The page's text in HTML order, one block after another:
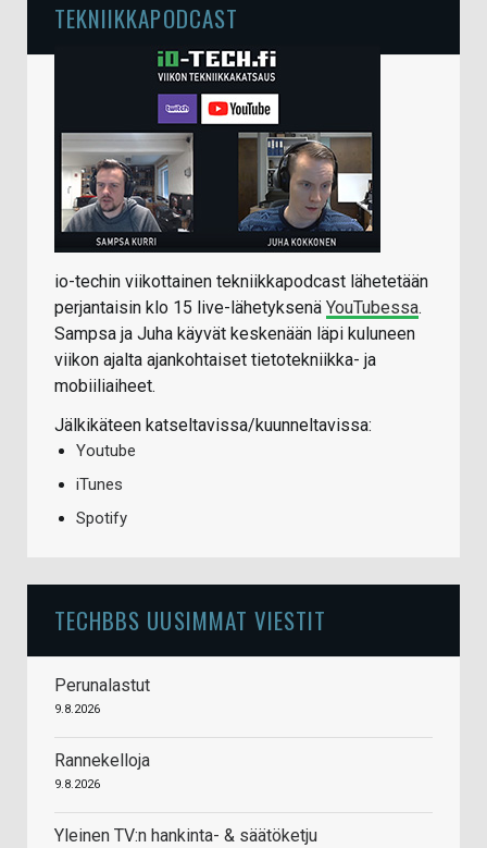
TEKNIIKKAPODCAST
io-techin viikottainen tekniikkapodcast lähetetään
perjantaisin klo 15 live-lähetyksenä YouTubessa.
Sampsa ja Juha käyvät keskenään läpi kuluneen
viikon ajalta ajankohtaiset tietotekniikka- ja
mobiiliaiheet.
Jälkikäteen katseltavissa/kuunneltavissa:
Youtube
iTunes
Spotify
TECHBBS UUSIMMAT VIESTIT
Perunalastut
9.8.2026
Rannekelloja
9.8.2026
Yleinen TV:n hankinta- & säätöketju